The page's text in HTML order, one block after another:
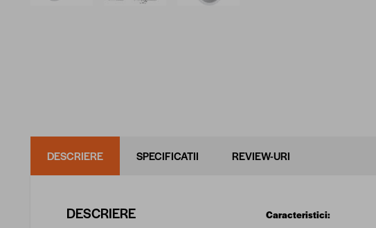
DESCRIERE SPECIFICATII REVIEW-URI
DESCRIERE Caracteristici: